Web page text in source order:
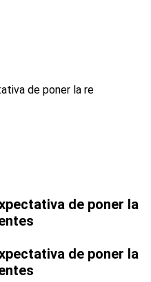
de poner la
de poner la